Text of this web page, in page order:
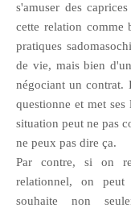
s'amuser des
cette relation comme
pratiques
de vie, mais bien
négociant un contrat.
questionne et met
situation peut ne pas
ne peux pas dire ça.
Par contre, si on
relationnel, on peut
souhaite non